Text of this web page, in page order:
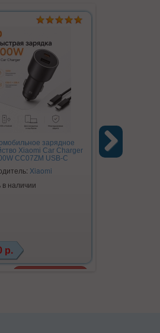
зарядное
Xiaomi Car Charger
CC07ZM USB-C
Xiaomi
в наличии
р.